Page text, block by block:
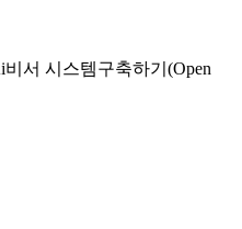
서 시스템구축하기(Open